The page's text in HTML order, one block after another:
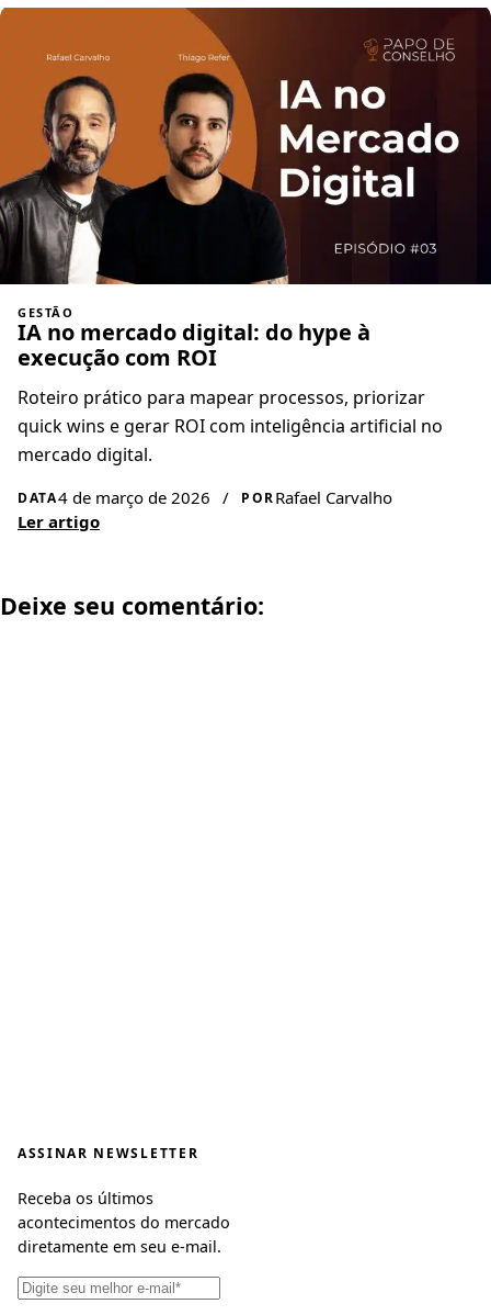
GESTÃO
IA no mercado digital: do hype à
execução com ROI
Roteiro prático para mapear processos, priorizar
quick wins e gerar ROI com inteligência artificial no
mercado digital.
DATA4 de março de 2026 / PORRafael Carvalho
Ler artigo
Deixe seu comentário:
ASSINAR NEWSLETTER
Receba os últimos
acontecimentos do mercado
diretamente em seu e-mail.